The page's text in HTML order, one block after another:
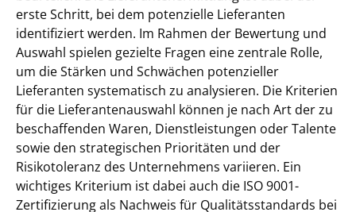
erste Schritt, bei dem potenzielle Lieferanten
identifiziert werden. Im Rahmen der Bewertung und
Auswahl spielen gezielte Fragen eine zentrale Rolle,
um die Stärken und Schwächen potenzieller
Lieferanten systematisch zu analysieren. Die Kriterien
für die Lieferantenauswahl können je nach Art der zu
beschaffenden Waren, Dienstleistungen oder Talente
sowie den strategischen Prioritäten und der
Risikotoleranz des Unternehmens variieren. Ein
wichtiges Kriterium ist dabei auch die ISO 9001-
Zertifizierung als Nachweis für Qualitätsstandards bei